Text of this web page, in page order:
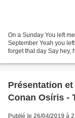
On a Sunday You left
September Yeah you
forget that day Say hey,
Présentation
Conan Osíris -
Publié le 26/04/2019 à